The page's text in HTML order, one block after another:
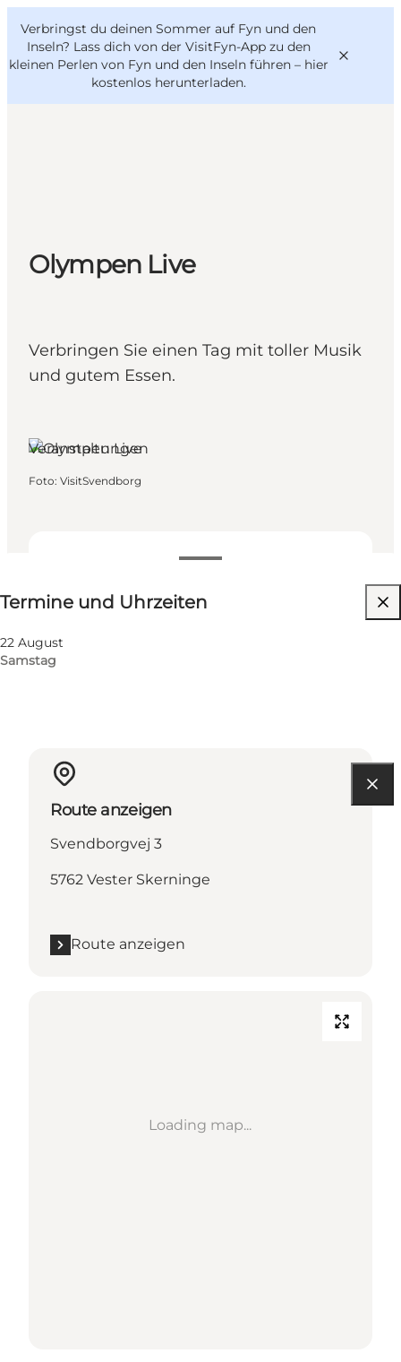
Verbringst du deinen Sommer auf Fyn und den
Inseln? Lass dich von der VisitFyn-App zu den
kleinen Perlen von Fyn und den Inseln führen – hier
kostenlos herunterladen.
Übernachtung
VisitFyn
Deutsch
Olympen Live
Verbringen Sie einen Tag mit toller Musik
und gutem Essen.
Termine und Uhrzeiten
Termine und Uhrzeiten
22 August
Samstag
Website besuchen
Veranstaltungen
Foto: VisitSvendborg
Route anzeigen
Svendborgvej 3
5762 Vester Skerninge
Route anzeigen
Loading map...